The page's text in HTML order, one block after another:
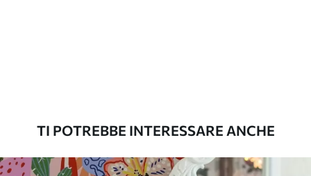
Standard
45.0027.00€/m²
TI POTREBBE INTERESSARE ANCHE